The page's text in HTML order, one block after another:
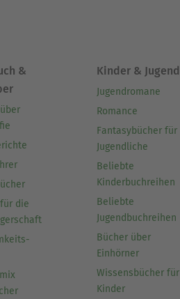
&
die
Kinder & Jugend
Jugendromane
Romance
Fantasybücher für
Jugendliche
Beliebte
Kinderbuchreihen
Beliebte
Jugendbuchreihen
Bücher über
Einhörner
Wissensbücher für
Kinder